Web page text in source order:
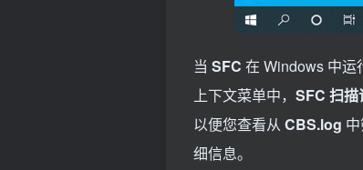
当 SFC 在 Windows 中运
上下文菜单中， SFC 扫描
以便您查看从 CBS.log
细信息。